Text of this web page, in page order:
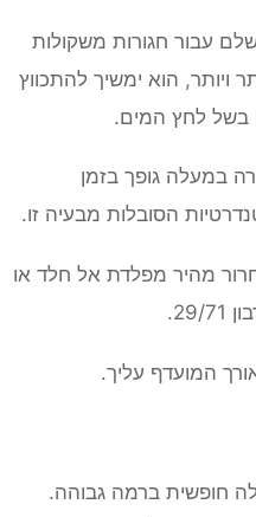
עבור חגורות משקולות
ויותר, הוא ימשיך להתכווץ
בשל לחץ המים.
במעלה גופך בזמן
הסובלות מבעיה זו.
מהיר מפלדת אל חלד או
חופשית ברמה גבוהה.